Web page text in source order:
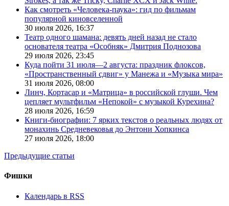
Как смотреть «Человека-паука»: гид по фильмам
популярной киновселенной
30 июля 2026, 16:37
Театр одного шамана: девять дней назад не стало
основателя театра «Особняк» Дмитрия Поднозова
29 июля 2026, 23:45
Куда пойти 31 июля—2 августа: праздник флоксов,
«Пространственный сдвиг» у Манежа и «Музыка мира»
31 июля 2026, 08:00
Линч, Кортасар и «Матрица» в российской глуши. Чем
цепляет мультфильм «Непокой» с музыкой Курехина?
28 июля 2026, 16:59
Книги-биографии: 7 ярких текстов о реальных людях от
монахинь Средневековья до Энтони Хопкинса
27 июля 2026, 18:00
Предыдущие статьи
Фишки
Календарь в RSS